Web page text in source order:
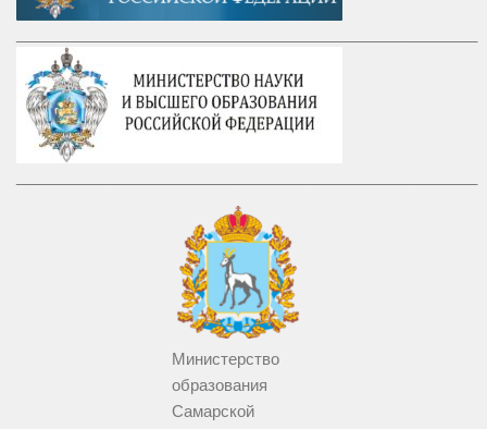
Министерство
образования
Самарской